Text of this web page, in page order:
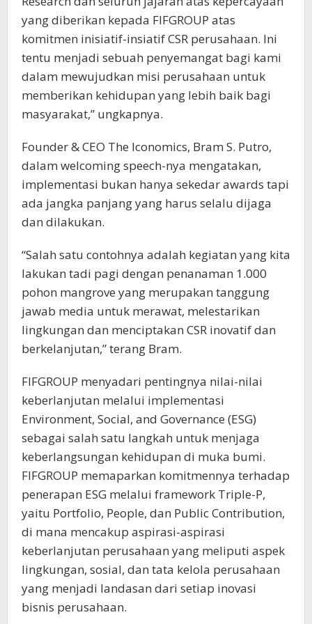
yang diberikan kepada FIFGROUP atas
komitmen inisiatif-insiatif CSR perusahaan. Ini
tentu menjadi sebuah penyemangat bagi kami
dalam mewujudkan misi perusahaan untuk
memberikan kehidupan yang lebih baik bagi
masyarakat,” ungkapnya.
Founder & CEO The Iconomics, Bram S. Putro,
dalam welcoming speech-nya mengatakan,
implementasi bukan hanya sekedar awards tapi
ada jangka panjang yang harus selalu dijaga
dan dilakukan.
“Salah satu contohnya adalah kegiatan yang kita
lakukan tadi pagi dengan penanaman 1.000
pohon mangrove yang merupakan tanggung
jawab media untuk merawat, melestarikan
lingkungan dan menciptakan CSR inovatif dan
berkelanjutan,” terang Bram.
FIFGROUP menyadari pentingnya nilai-nilai
keberlanjutan melalui implementasi
Environment, Social, and Governance (ESG)
sebagai salah satu langkah untuk menjaga
keberlangsungan kehidupan di muka bumi.
FIFGROUP memaparkan komitmennya terhadap
penerapan ESG melalui framework Triple-P,
yaitu Portfolio, People, dan Public Contribution,
di mana mencakup aspirasi-aspirasi
keberlanjutan perusahaan yang meliputi aspek
lingkungan, sosial, dan tata kelola perusahaan
yang menjadi landasan dari setiap inovasi
bisnis perusahaan.